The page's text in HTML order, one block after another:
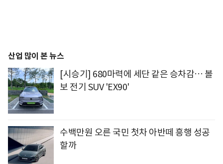
산업 많이 본 뉴스
[시승기] 680마력에 세단 같은 승차감… 볼
보 전기 SUV 'EX90'
수백만원 오른 국민 첫차 아반떼 흥행 성공
할까